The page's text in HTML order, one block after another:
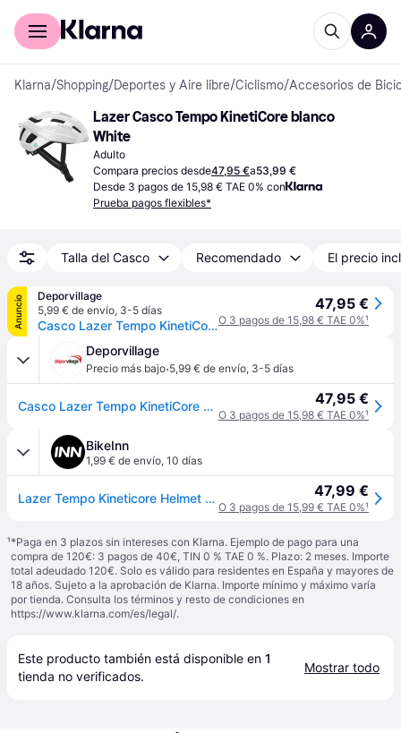
Comprar con Klarna
Klarna/Shopping/Deportes y Aire libre/Ciclismo/Accesorios de
Lazer Casco Tempo KinetiCore blanco
White
Adulto
Compara precios desde47,95 €a53,99 €
Desde 3 pagos de 15,98 € TAE 0% con
Prueba pagos flexibles*
Talla del Casco Recomendado El precio
Anuncio
Deporvillage
5,99 € de envío, 3-5 días
Casco Lazer Tempo KinetiCore blanco - White
47,95 €
O 3 pagos de 15,98 € TAE 0%¹
Deporvillage
Precio más bajo·5,99 € de envío, 3-5 días
Casco Lazer Tempo KinetiCore blanco - White 47,95 €
O 3 pagos de 15,98 € TAE 0%¹
BikeInn
1,99 € de envío, 10 días
Lazer Tempo Kineticore Helmet Blanco 47,99 €
O 3 pagos de 15,99 € TAE 0%¹
¹*Paga en 3 plazos sin intereses con Klarna. Ejemplo de pago para una
compra de 120€: 3 pagos de 40€, TIN 0 % TAE 0 %. Plazo: 2 meses. Importe
total adeudado 120€. Solo es válido para residentes en España y mayores de
18 años. Sujeto a la aprobación de Klarna. Importe mínimo y máximo varía
por tienda. Consulta los términos y resto de condiciones en
https://www.klarna.com/es/legal/.
Este producto también está disponible en 1
tienda no verificados.
Mostrar todo